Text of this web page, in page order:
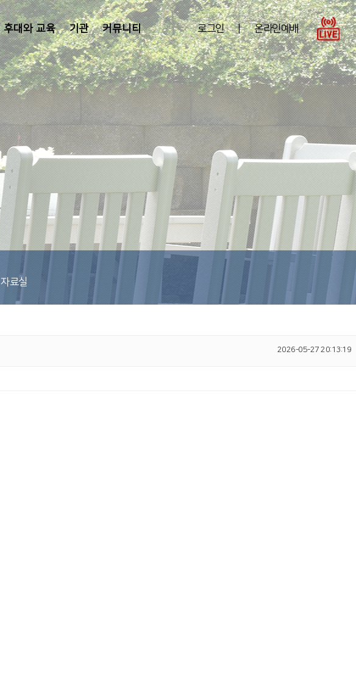
로그인 | 온라인예배
후대와 교육 기관 커뮤니티
자료실
2026-05-27 20:13:19